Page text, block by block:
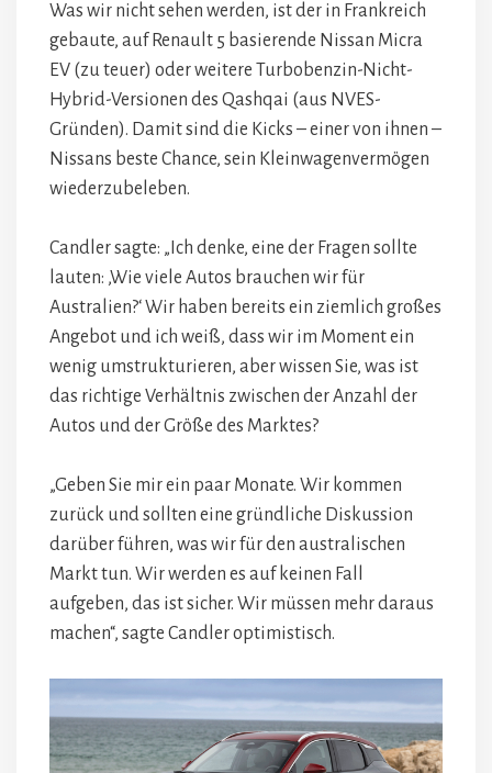
Was wir nicht sehen werden, ist der in Frankreich
gebaute, auf Renault 5 basierende Nissan Micra
EV (zu teuer) oder weitere Turbobenzin-Nicht-
Hybrid-Versionen des Qashqai (aus NVES-
Gründen). Damit sind die Kicks – einer von ihnen –
Nissans beste Chance, sein Kleinwagenvermögen
wiederzubeleben.
Candler sagte: „Ich denke, eine der Fragen sollte
lauten: ‚Wie viele Autos brauchen wir für
Australien?‘ Wir haben bereits ein ziemlich großes
Angebot und ich weiß, dass wir im Moment ein
wenig umstrukturieren, aber wissen Sie, was ist
das richtige Verhältnis zwischen der Anzahl der
Autos und der Größe des Marktes?
„Geben Sie mir ein paar Monate. Wir kommen
zurück und sollten eine gründliche Diskussion
darüber führen, was wir für den australischen
Markt tun. Wir werden es auf keinen Fall
aufgeben, das ist sicher. Wir müssen mehr daraus
machen“, sagte Candler optimistisch.